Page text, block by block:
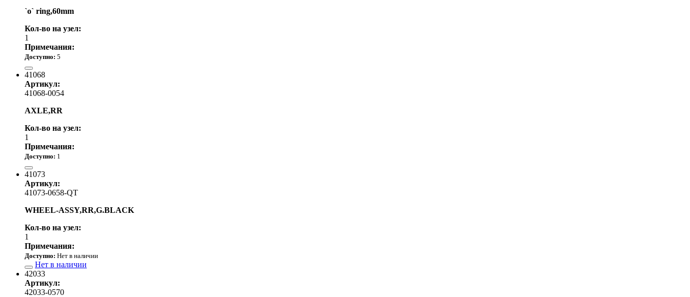
`o` ring,60mm
Кол-во на узел:
1
Примечания:
Доступно: 5
41068
Артикул:
41068-0054
AXLE,RR
Кол-во на узел:
1
Примечания:
Доступно: 1
41073
Артикул:
41073-0658-QT
WHEEL-ASSY,RR,G.BLACK
Кол-во на узел:
1
Примечания:
Доступно: Нет в наличии
Нет в наличии
42033
Артикул:
42033-0570